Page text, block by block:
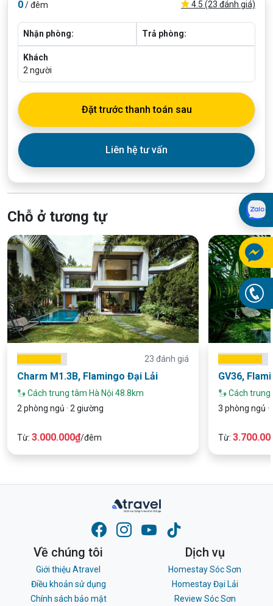
0/ đêm 4.5 (23 đánh giá)
Nhận phòng: Trả phòng:
Khách
2 người
Đặt trước thanh toán sau
Liên hệ tư vấn
Chỗ ở tương tự
23 đánh giá
Charm M1.3B, Flamingo Đại Lải
Cách trung tâm Hà Nội 48.8km
2 phòng ngủ · 2 giường
Từ: 3.000.000₫/đêm
GV36,
Cách trung
3 phòng ngủ ·
Từ:
Về chúng tôi
Giới thiệu Atravel
Điều khoản sử dụng
Chính sách bảo mật
Dịch vụ
Homestay Sóc Sơn
Homestay Đại Lải
Review Sóc Sơn